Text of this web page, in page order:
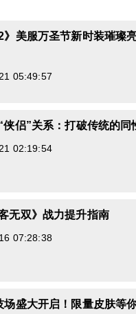
》美服万圣节新时装璀璨
05:49:57
侠侣”关系：打破传统的同
02:19:54
无双》战力提升指南
07:28:38
场盛大开启！限量皮肤等